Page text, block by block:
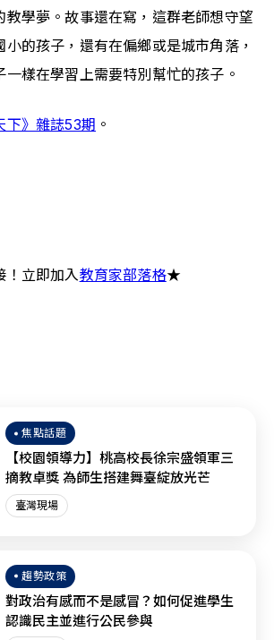
教學夢。故事還在寫，這群老師想守望
的孩子，還有在偏鄉或是城市角落，
樣在學習上需要特別幫忙的孩子。
下》雜誌53期 。
立即加入教育家部落格★
焦點話題
【校園領導力】桃高校長徐宗盛領軍三
摘教卓獎 為師生搭建舞臺綻放光芒
臺灣現場
趨勢政策
對政治有感而不是感冒？如何促進學生
認識民主並進行公民參與